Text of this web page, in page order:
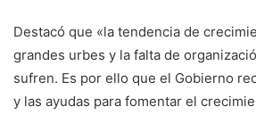
Destacó que «la tendencia de
grandes urbes y la falta de
sufren. Es por ello que el Gobierno
y las ayudas para fomentar el